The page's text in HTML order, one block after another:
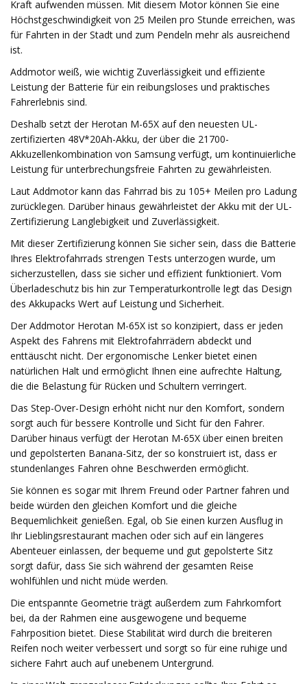
Kraft aufwenden müssen. Mit diesem Motor können Sie eine
Höchstgeschwindigkeit von 25 Meilen pro Stunde erreichen, was
für Fahrten in der Stadt und zum Pendeln mehr als ausreichend
ist.
Addmotor weiß, wie wichtig Zuverlässigkeit und effiziente
Leistung der Batterie für ein reibungsloses und praktisches
Fahrerlebnis sind.
Deshalb setzt der Herotan M-65X auf den neuesten UL-
zertifizierten 48V*20Ah-Akku, der über die 21700-
Akkuzellenkombination von Samsung verfügt, um kontinuierliche
Leistung für unterbrechungsfreie Fahrten zu gewährleisten.
Laut Addmotor kann das Fahrrad bis zu 105+ Meilen pro Ladung
zurücklegen. Darüber hinaus gewährleistet der Akku mit der UL-
Zertifizierung Langlebigkeit und Zuverlässigkeit.
Mit dieser Zertifizierung können Sie sicher sein, dass die Batterie
Ihres Elektrofahrrads strengen Tests unterzogen wurde, um
sicherzustellen, dass sie sicher und effizient funktioniert. Vom
Überladeschutz bis hin zur Temperaturkontrolle legt das Design
des Akkupacks Wert auf Leistung und Sicherheit.
Der Addmotor Herotan M-65X ist so konzipiert, dass er jeden
Aspekt des Fahrens mit Elektrofahrrädern abdeckt und
enttäuscht nicht. Der ergonomische Lenker bietet einen
natürlichen Halt und ermöglicht Ihnen eine aufrechte Haltung,
die die Belastung für Rücken und Schultern verringert.
Das Step-Over-Design erhöht nicht nur den Komfort, sondern
sorgt auch für bessere Kontrolle und Sicht für den Fahrer.
Darüber hinaus verfügt der Herotan M-65X über einen breiten
und gepolsterten Banana-Sitz, der so konstruiert ist, dass er
stundenlanges Fahren ohne Beschwerden ermöglicht.
Sie können es sogar mit Ihrem Freund oder Partner fahren und
beide würden den gleichen Komfort und die gleiche
Bequemlichkeit genießen. Egal, ob Sie einen kurzen Ausflug in
Ihr Lieblingsrestaurant machen oder sich auf ein längeres
Abenteuer einlassen, der bequeme und gut gepolsterte Sitz
sorgt dafür, dass Sie sich während der gesamten Reise
wohlfühlen und nicht müde werden.
Die entspannte Geometrie trägt außerdem zum Fahrkomfort
bei, da der Rahmen eine ausgewogene und bequeme
Fahrposition bietet. Diese Stabilität wird durch die breiteren
Reifen noch weiter verbessert und sorgt so für eine ruhige und
sichere Fahrt auch auf unebenem Untergrund.